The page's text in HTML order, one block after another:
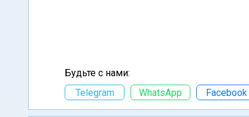
Будьте с нами:
Telegram
WhatsApp Facebook